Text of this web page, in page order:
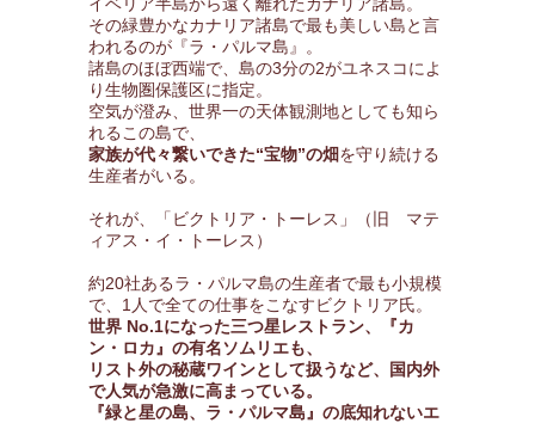
その緑豊かなカナリア諸島で最も美しい島と言
われるのが『ラ・パルマ島』。
諸島のほぼ西端で、島の3分の2がユネスコによ
り生物圏保護区に指定。
空気が澄み、世界一の天体観測地としても知ら
れるこの島で、
家族が代々繋いできた“宝物”の畑を守り続ける
生産者がいる。
それが、「ビクトリア・トーレス」（旧 マテ
ィアス・イ・トーレス）
約20社あるラ・パルマ島の生産者で最も小規模
で、1人で全ての仕事をこなすビクトリア氏。
世界 No.1になった三つ星レストラン、『カ
ン・ロカ』の有名ソムリエも、
リスト外の秘蔵ワインとして扱うなど、国内外
で人気が急激に高まっている。
『緑と星の島、ラ・パルマ島』の底知れないエ